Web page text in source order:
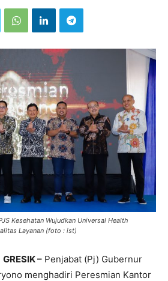
Kesehatan Wujudkan Universal Health
Layanan (foto : ist)
– Penjabat (Pj) Gubernur
menghadiri Peresmian Kantor